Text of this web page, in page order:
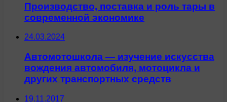
Производство, поставка и роль тары в
современной экономике
24.03.2024
Автомотошкола — изучение искусства
вождения автомобиля, мотоцикла и
других транспортных средств
19.11.2017